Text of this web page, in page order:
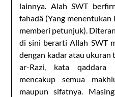
lainnya. Alah SWT
fahadâ (Yang
memberi petunjuk).
di sini berarti Allah SWT
dengan kadar atau
ar-Razi, kata qaddara
mencakup semua
maupun sifatnya.